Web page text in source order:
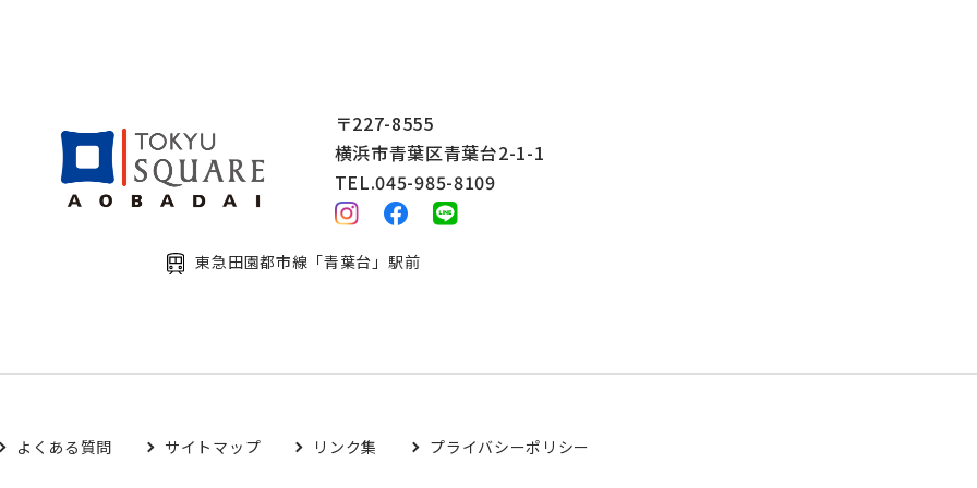
〒227-8555
横浜市青葉区青葉台2-1-1
TEL.045-985-8109
東急田園都市線「青葉台」駅前
よくある質問 サイトマップ リンク集 プライバシーポリシー